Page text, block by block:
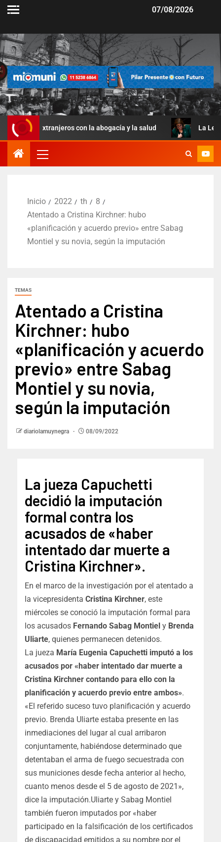
07/08/2026
con la abogacía y la salud La Ley de
Inicio 2022 th
8
Atentado a Cristina Kirchner: hubo
«planificación y acuerdo previo» entre Sabag
Montiel y su novia, según la imputación
TEMAS
Atentado a Cristina
Kirchner: hubo
«planificación y acuerdo
previo» entre Sabag
Montiel y su novia,
según la imputación
diariolamuynegra 08/09/2022
La jueza Capuchetti
decidió la imputación
formal contra los
acusados de «haber
intentado dar muerte a
Cristina Kirchner».
En el marco de la investigación por el atentado a
la vicepresidenta Cristina Kirchner, este
miércoles se conoció la imputación formal para
los acusados Fernando Sabag Montiel y Brenda
Uliarte, quienes permanecen detenidos.
La jueza María Eugenia Capuchetti imputó a los
acusados por «haber intentado dar muerte a
Cristina Kirchner contando para ello con la
planificación y acuerdo previo entre ambos».
«El referido suceso tuvo planificación y acuerdo
previo. Brenda Uliarte estaba presente en las
inmediaciones del lugar al cual arribaron
conjuntamente, habiéndose determinado que
detentaban el arma de fuego secuestrada con
sus municiones desde fecha anterior al hecho,
cuanto menos desde el 5 de agosto de 2021»,
dice la imputación.Uliarte y Sabag Montiel
también fueron imputados por «haber
participado en la falsificación de los certificados
de discapacidad emitidos a su nombre por el